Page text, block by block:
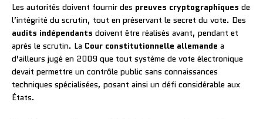
Les autorités doivent fournir des preuves cryptographiques de
l’intégrité du scrutin, tout en préservant le secret du vote. Des
audits indépendants doivent être réalisés avant, pendant et
après le scrutin. La Cour constitutionnelle allemande a
d’ailleurs jugé en 2009 que tout système de vote électronique
devait permettre un contrôle public sans connaissances
techniques spécialisées, posant ainsi un défi considérable aux
États.